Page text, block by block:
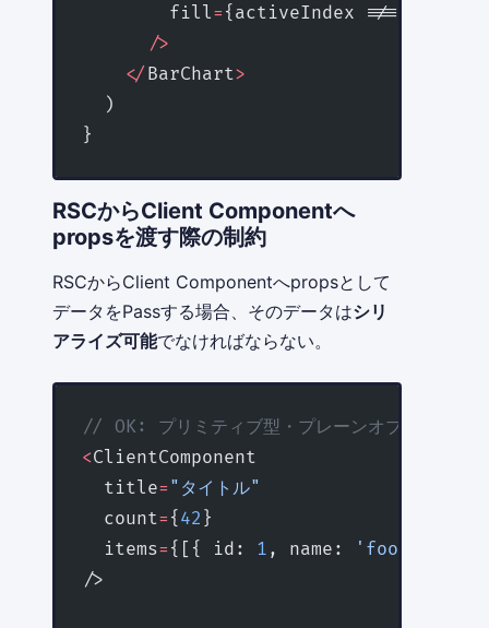
        fill
= {activeIndex !== null ?
      />
    </
BarChart>
  )
}
RSCからClient Componentへ
propsを渡す際の制約
RSCからClient Componentへpropsとして
データをPassする場合、そのデータはシリ
アライズ可能でなければならない。
// OK: プリミティブ型・プレーンオブジェクト
<ClientComponent
  title
= "タイトル"
  count
= { 42 }
  items
= {[{ id: 1 , name: 'foo'
/>